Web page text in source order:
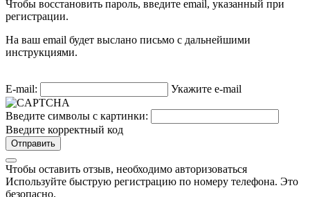
Чтобы восстановить пароль, введите email, указанный при
регистрации.
На ваш email будет выслано письмо с дальнейшими
инструкциями.
E-mail: Укажите e-mail
Введите символы с картинки:
Введите корректный код
Отправить
Чтобы оставить отзыв, необходимо авторизоваться
Используйте быструю регистрацию по номеру телефона. Это
безопасно.